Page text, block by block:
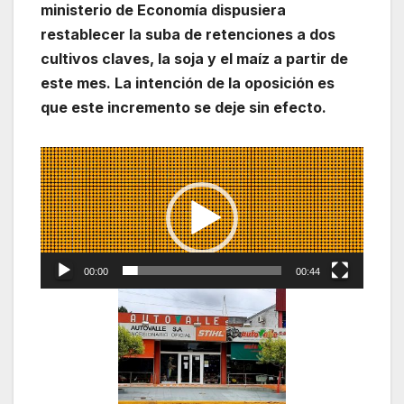
ministerio de Economía dispusiera
restablecer la suba de retenciones a dos
cultivos claves, la soja y el maíz a partir de
este mes. La intención de la oposición es
que este incremento se deje sin efecto.
Reproductor
de
vídeo
00:00 00:44